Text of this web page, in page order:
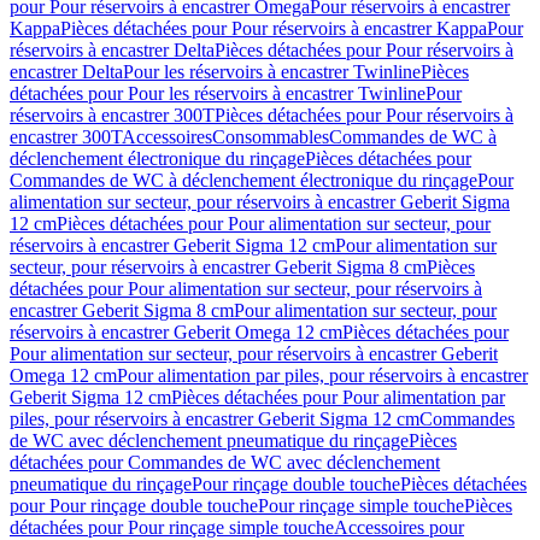
pour Pour réservoirs à encastrer OmegaPour réservoirs à encastrer
KappaPièces détachées pour Pour réservoirs à encastrer KappaPour
réservoirs à encastrer DeltaPièces détachées pour Pour réservoirs à
encastrer DeltaPour les réservoirs à encastrer TwinlinePièces
détachées pour Pour les réservoirs à encastrer TwinlinePour
réservoirs à encastrer 300TPièces détachées pour Pour réservoirs à
encastrer 300TAccessoiresConsommablesCommandes de WC à
déclenchement électronique du rinçagePièces détachées pour
Commandes de WC à déclenchement électronique du rinçagePour
alimentation sur secteur, pour réservoirs à encastrer Geberit Sigma
12 cmPièces détachées pour Pour alimentation sur secteur, pour
réservoirs à encastrer Geberit Sigma 12 cmPour alimentation sur
secteur, pour réservoirs à encastrer Geberit Sigma 8 cmPièces
détachées pour Pour alimentation sur secteur, pour réservoirs à
encastrer Geberit Sigma 8 cmPour alimentation sur secteur, pour
réservoirs à encastrer Geberit Omega 12 cmPièces détachées pour
Pour alimentation sur secteur, pour réservoirs à encastrer Geberit
Omega 12 cmPour alimentation par piles, pour réservoirs à encastrer
Geberit Sigma 12 cmPièces détachées pour Pour alimentation par
piles, pour réservoirs à encastrer Geberit Sigma 12 cmCommandes
de WC avec déclenchement pneumatique du rinçagePièces
détachées pour Commandes de WC avec déclenchement
pneumatique du rinçagePour rinçage double touchePièces détachées
pour Pour rinçage double touchePour rinçage simple touchePièces
détachées pour Pour rinçage simple toucheAccessoires pour